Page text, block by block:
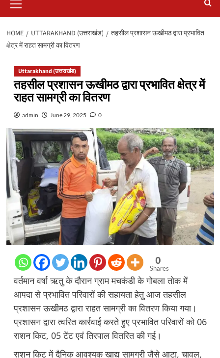
Menu
HOME UTTARAKHAND (उत्तराखंड)
तहसील प्रशासन ऊखीमठ द्वारा प्रभावित
क्षेत्र में राहत सामग्री का वितरण
Uttarakhand (उत्तराखंड)
तहसील प्रशासन ऊखीमठ द्वारा प्रभावित क्षेत्र में
राहत सामग्री का वितरण
admin June 29, 2025 0
0
Shares
वर्तमान वर्षा ऋतु के दौरान ग्राम मचकंडी के गोबला तोक में
आपदा से प्रभावित परिवारों की सहायता हेतु आज तहसील
प्रशासन ऊखीमठ द्वारा राहत सामग्री का वितरण किया गया।
प्रशासन द्वारा त्वरित कार्रवाई करते हुए प्रभावित परिवारों को 06
राशन किट, 05 टेंट एवं तिरपाल वितरित की गई।
राशन किट में दैनिक आवश्यक खाद्य सामग्री जैसे आटा, चावल,